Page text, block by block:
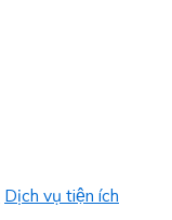
Dịch vụ tiện ích